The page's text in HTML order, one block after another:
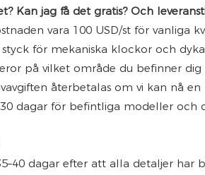
Kan jag få det gratis? Och
vara 100 USD/st för vanliga
styck för mekaniska klockor och
på vilket område du befinner dig
återbetalas om vi kan nå
30 dagar för befintliga modeller och
dagar efter att alla detaljer har